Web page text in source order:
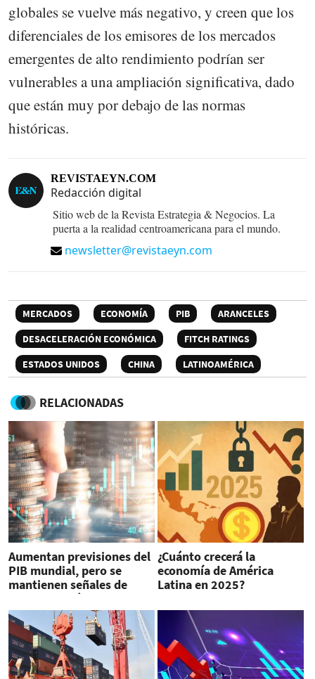
globales se vuelve más negativo, y creen que los
diferenciales de los emisores de los mercados
emergentes de alto rendimiento podrían ser
vulnerables a una ampliación significativa, dado
que están muy por debajo de las normas
históricas.
REVISTAEYN.COM
Redacción digital
Sitio web de la Revista Estrategia & Negocios. La
puerta a la realidad centroamericana para el mundo.
newsletter@revistaeyn.com
MERCADOS ECONOMÍA PIB
ARANCELES
DESACELERACIÓN ECONÓMICA
FITCH RATINGS
ESTADOS UNIDOS
CHINA LATINOAMÉRICA
RELACIONADAS
Aumentan previsiones del
PIB mundial, pero se
mantienen señales de
desaceleración en EEUU
¿Cuánto crecerá la
economía de América
Latina en 2025?
Mundial